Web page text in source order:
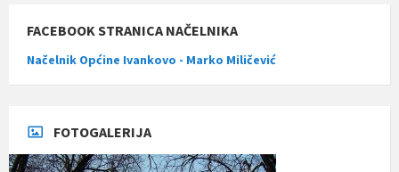
FACEBOOK STRANICA NAČELNIKA
Načelnik Općine Ivankovo - Marko Miličević
FOTOGALERIJA